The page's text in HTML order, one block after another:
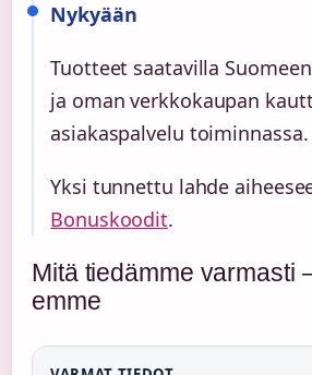
Nykyään
Tuotteet saatavilla
ja oman verkkokaupan
asiakaspalvelu toiminnassa.
Yksi tunnettu lahde
Bonuskoodit.
Mitä tiedämme varmasti
emme